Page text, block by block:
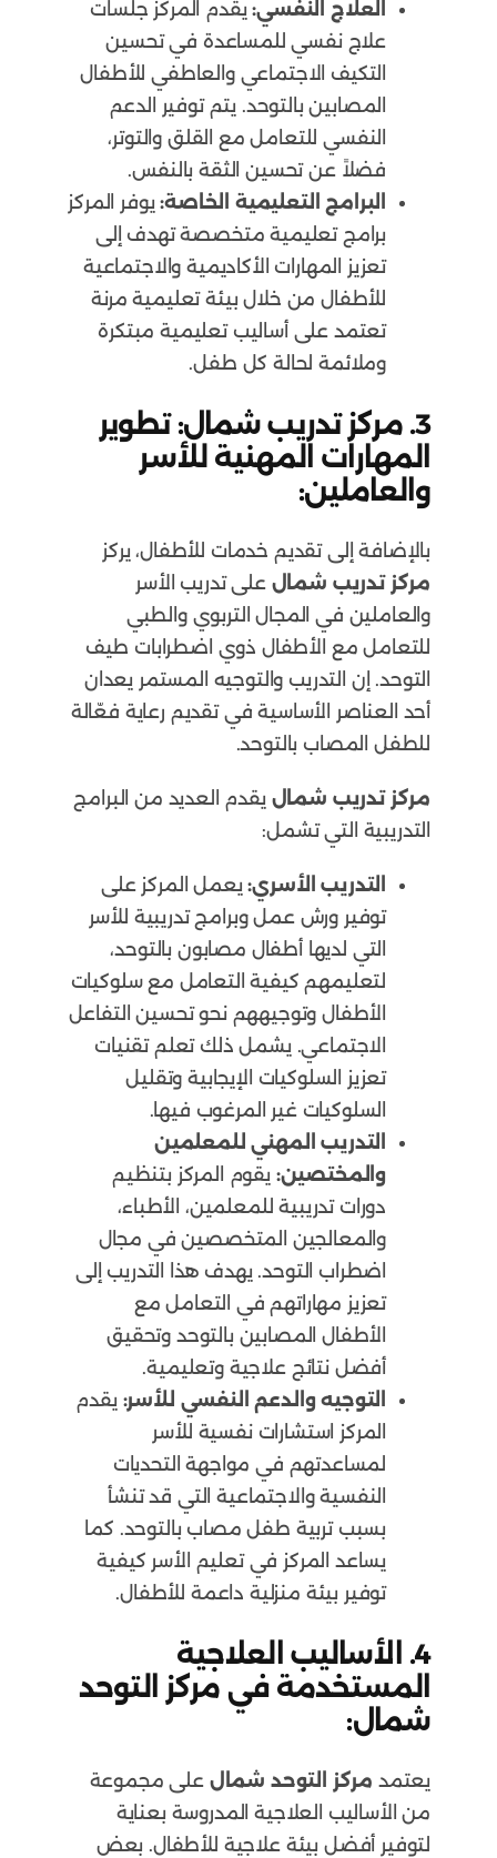
العلاج النفسي:يقدم المركز جلسات
علاج نفسي للمساعدة في تحسين
التكيف الاجتماعي والعاطفي للأطفال
المصابين بالتوحد. يتم توفير الدعم
النفسي للتعامل مع القلق والتوتر،
فضلاً عن تحسين الثقة بالنفس.
البرامج التعليمية الخاصة:يوفر المركز
برامج تعليمية متخصصة تهدف إلى
تعزيز المهارات الأكاديمية والاجتماعية
للأطفال من خلال بيئة تعليمية مرنة
تعتمد على أساليب تعليمية مبتكرة
وملائمة لحالة كل طفل.
3. مركز تدريب شمال: تطوير
المهارات المهنية للأسر
والعاملين:
بالإضافة إلى تقديم خدمات للأطفال، يركز
مركز تدريب شمال على تدريب الأسر
والعاملين في المجال التربوي والطبي
للتعامل مع الأطفال ذوي اضطرابات طيف
التوحد. إن التدريب والتوجيه المستمر يعدان
أحد العناصر الأساسية في تقديم رعاية فعّالة
للطفل المصاب بالتوحد.
مركز تدريب شمال يقدم العديد من البرامج
التدريبية التي تشمل:
التدريب الأسري:يعمل المركز على
توفير ورش عمل وبرامج تدريبية للأسر
التي لديها أطفال مصابون بالتوحد،
لتعليمهم كيفية التعامل مع سلوكيات
الأطفال وتوجيههم نحو تحسين التفاعل
الاجتماعي. يشمل ذلك تعلم تقنيات
تعزيز السلوكيات الإيجابية وتقليل
السلوكيات غير المرغوب فيها.
التدريب المهني للمعلمين
والمختصين: يقوم المركز بتنظيم
دورات تدريبية للمعلمين، الأطباء،
والمعالجين المتخصصين في مجال
اضطراب التوحد. يهدف هذا التدريب إلى
تعزيز مهاراتهم في التعامل مع
الأطفال المصابين بالتوحد وتحقيق
أفضل نتائج علاجية وتعليمية.
التوجيه والدعم النفسي للأسر: يقدم
المركز استشارات نفسية للأسر
لمساعدتهم في مواجهة التحديات
النفسية والاجتماعية التي قد تنشأ
بسبب تربية طفل مصاب بالتوحد. كما
يساعد المركز في تعليم الأسر كيفية
توفير بيئة منزلية داعمة للأطفال.
4. الأساليب العلاجية
المستخدمة في مركز التوحد
شمال:
يعتمد مركز التوحد شمال على مجموعة
من الأساليب العلاجية المدروسة بعناية
لتوفير أفضل بيئة علاجية للأطفال. بعض